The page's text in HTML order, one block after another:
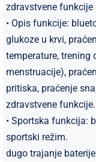
zdravstvene funkcije
• Opis funkcije:
glukoze u krvi,
temperature, trening
menstruacije),
pritiska, praćenje
zdravstvene funkcije.
• Sportska funkcija:
sportski režim.
dugo trajanje